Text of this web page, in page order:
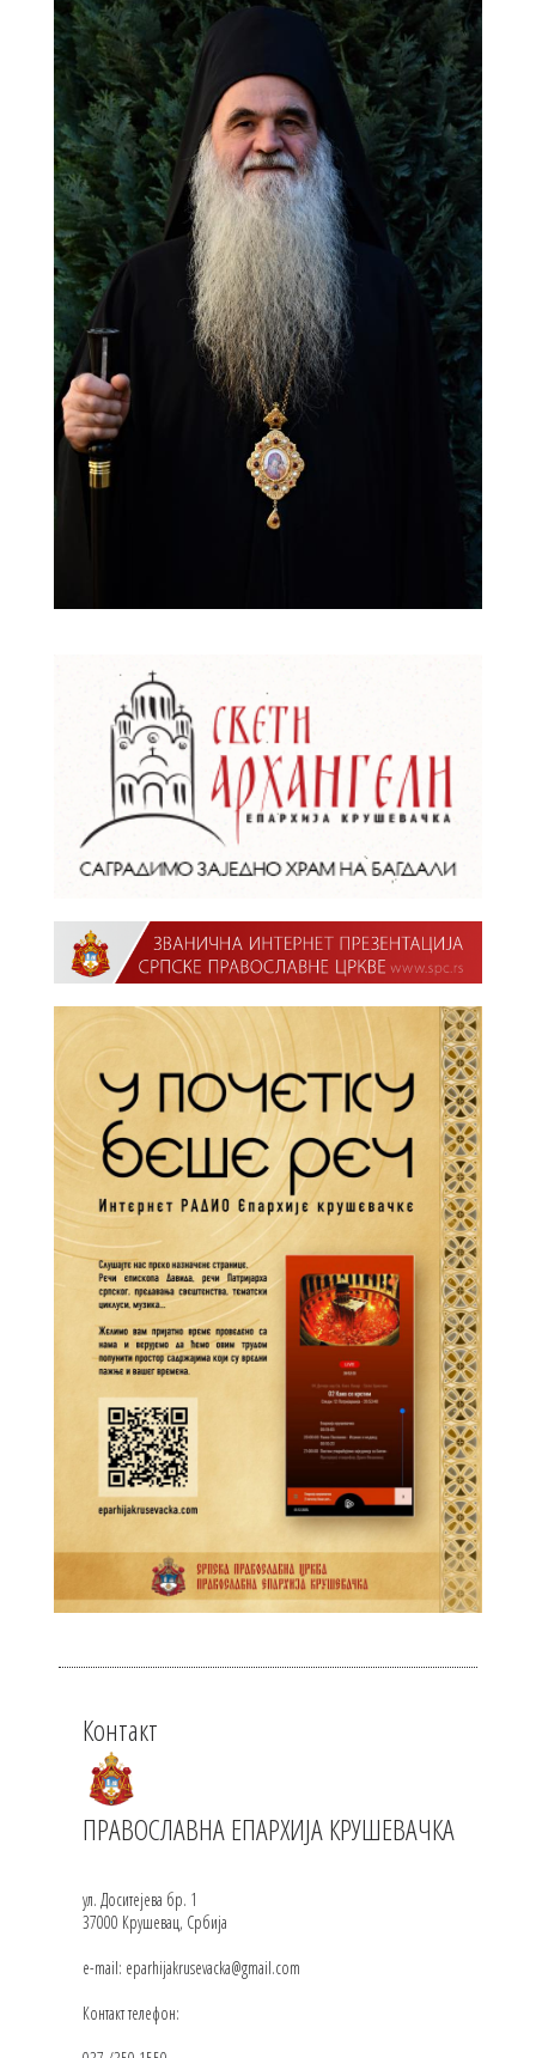
Контакт
ПРАВОСЛАВНА ЕПАРХИЈА КРУШЕВАЧКА
ул. Доситејева бр. 1
37000 Крушевац, Србија
e-mail: eparhijakrusevacka@gmail.com
Контакт телефон: